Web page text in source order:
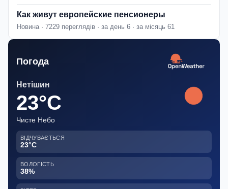
Как живут европейские пенсионеры
Новина · 7229 переглядів · за день 6 · за місяць 61
Погода
Нетішин
23°C
Чисте Небо
ВІДЧУВАЄТЬСЯ
23°C
ВОЛОГІСТЬ
38%